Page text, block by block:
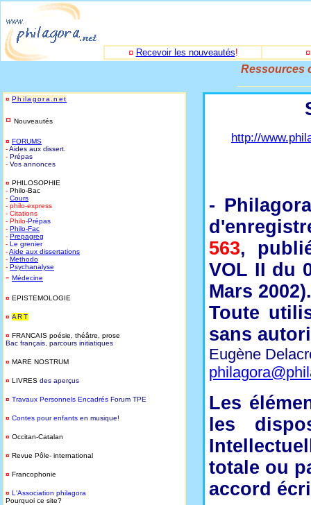
¤ Recevoir les nouveautés!
Ressources
¤ Philagora.net
¤ Nouveautés
¤ FORUMS
-Aides aux dissert.
- Prépas
- Vos annonces
¤ PHILOSOPHIE
- Philo-Bac
- Cours
- philo-express
- Citations
- Philo-Prépas
- Philo-Fac
- Prepagreg
- Le grenier
-Aide aux dissertations
- Methodo
- Psychanalyse
- Médecine
¤ EPISTEMOLOGIE
¤ ART
¤ FRANCAIS poésie, théâtre, prose
Bac français, parcours initiatiques
¤ MARE NOSTRUM
¤ LIVRES des aperçus
¤ Travaux Personnels Encadrés Forum TPE
¤ Contes pour enfants en musique!
¤ Occitan-Catalan
¤ Revue Pôle- international
¤ Francophonie
¤ L'Association philagora
Pourquoi ce site?
http://
-
563,
VOL II du
Mars
Toute
sans
Eugène
Les
les
totale ou
accord